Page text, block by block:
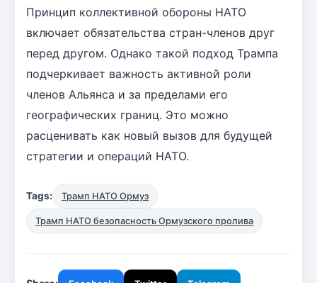
Принцип коллективной обороны НАТО
включает обязательства стран-членов друг
перед другом. Однако такой подход Трампа
подчеркивает важность активной роли
членов Альянса и за пределами его
географических границ. Это можно
расценивать как новый вызов для будущей
стратегии и операций НАТО.
Tags: Трамп НАТО Ормуз
Трамп НАТО безопасность Ормузского пролива